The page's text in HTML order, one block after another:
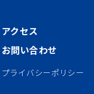
アクセス
お問い合わせ
プライバシーポリシー